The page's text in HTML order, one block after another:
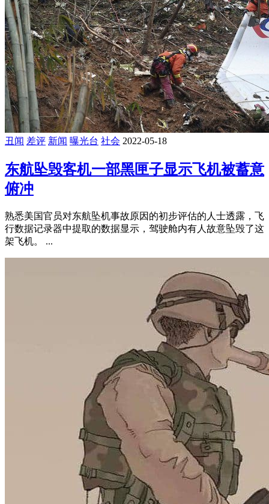
丑闻 差评 新闻 曝光台 社会 2022-05-18
东航坠毁客机一部黑匣子显示飞机被蓄意
俯冲
熟悉美国官员对东航坠机事故原因的初步评估的人士透露，飞
行数据记录器中提取的数据显示，驾驶舱内有人故意坠毁了这
架飞机。 ...